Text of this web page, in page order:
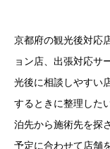
京都府の観光後対応
ョン店、出張対応サ
光後に相談しやすい
するときに整理した
泊先から施術先を探
予定に合わせて店舗